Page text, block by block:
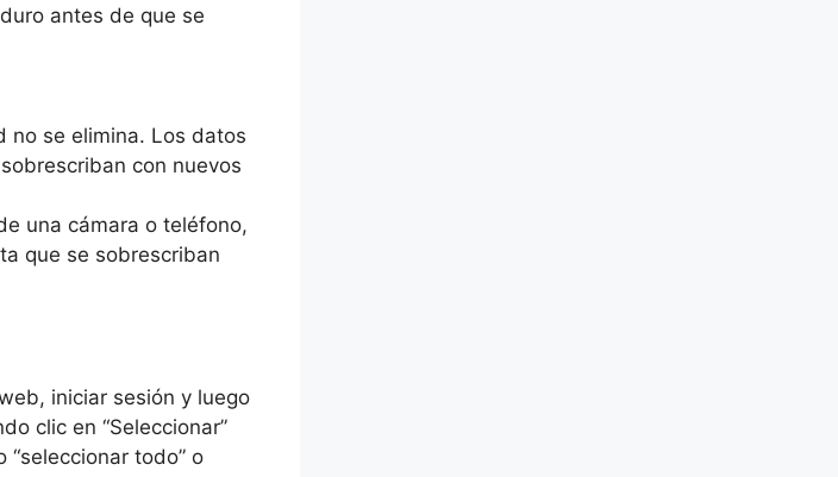
antes de que se
no se elimina. Los datos
con nuevos
una cámara o teléfono,
que se sobrescriban
iniciar sesión y luego
clic en “Seleccionar”
todo” o